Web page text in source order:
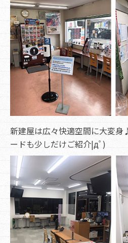
新建屋は広々快適空間に大変
ードも少しだけご紹介|дﾟ)